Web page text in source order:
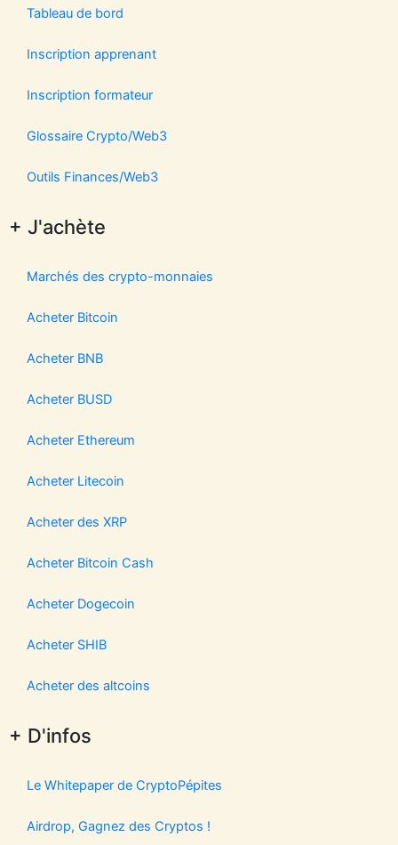
Tableau de bord
Inscription apprenant
Inscription formateur
Glossaire Crypto/Web3
Outils Finances/Web3
+ J'achète
Marchés des crypto-monnaies
Acheter Bitcoin
Acheter BNB
Acheter BUSD
Acheter Ethereum
Acheter Litecoin
Acheter des XRP
Acheter Bitcoin Cash
Acheter Dogecoin
Acheter SHIB
Acheter des altcoins
+ D'infos
Le Whitepaper de CryptoPépites
Airdrop, Gagnez des Cryptos !